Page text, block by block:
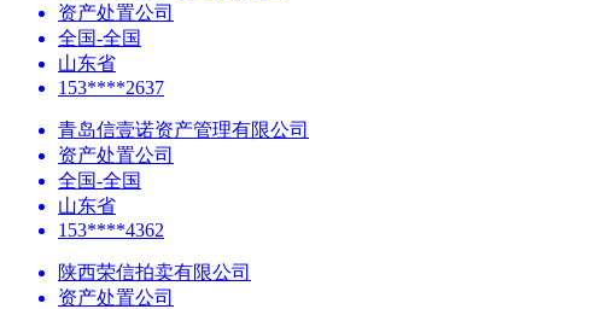
资产处置公司
全国-全国
山东省
153****2637
青岛信壹诺资产管理有限公司
资产处置公司
全国-全国
山东省
153****4362
陕西荣信拍卖有限公司
资产处置公司